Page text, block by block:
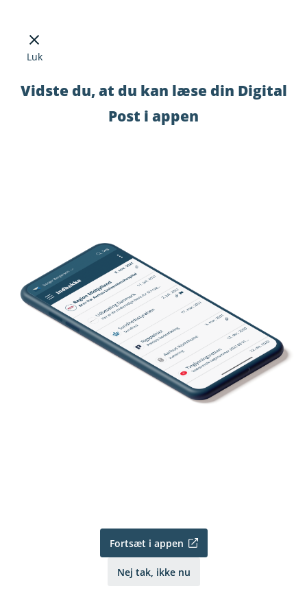
Luk
Vidste du, at du kan læse din Digital
Post i appen
Fortsæt i appen
Nej tak, ikke nu